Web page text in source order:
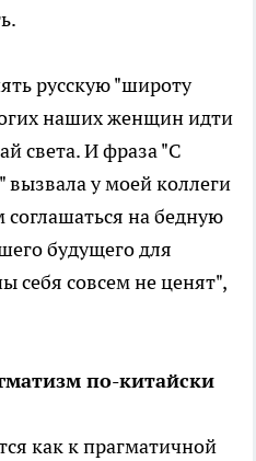
русскую "широту
наших женщин идти
света. И фраза "С
у моей коллеги
на бедную
будущего для
совсем не ценят",
по-китайски
как к прагматичной